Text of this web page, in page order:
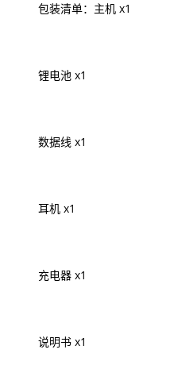
包装清单：主机 x1
锂电池 x1
数据线 x1
耳机 x1
充电器 x1
说明书 x1